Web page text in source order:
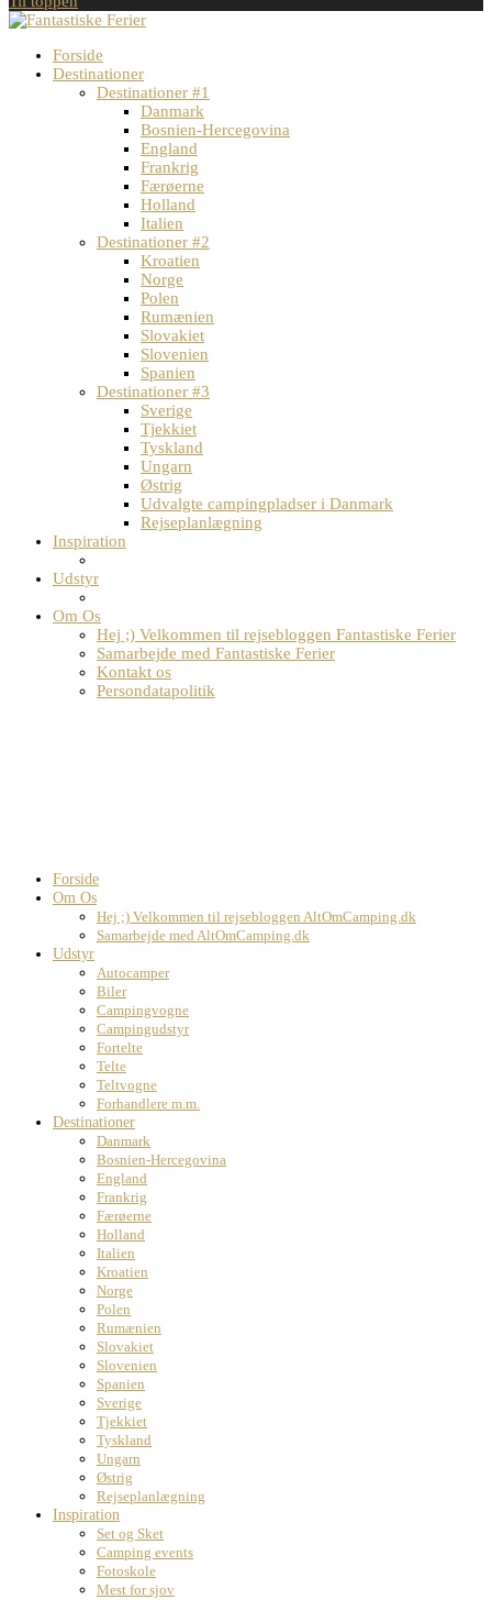
Forside
Destinationer
Destinationer #1
Danmark
Bosnien-Hercegovina
England
Frankrig
Færøerne
Holland
Italien
Destinationer #2
Kroatien
Norge
Polen
Rumænien
Slovakiet
Slovenien
Spanien
Destinationer #3
Sverige
Tjekkiet
Tyskland
Ungarn
Østrig
Udvalgte campingpladser i Danmark
Rejseplanlægning
Inspiration
Udstyr
Om Os
Hej ;) Velkommen til rejsebloggen Fantastiske Ferier
Samarbejde med Fantastiske Ferier
Kontakt os
Persondatapolitik
Forside
Om Os
Hej ;) Velkommen til rejsebloggen AltOmCamping.dk
Samarbejde med AltOmCamping.dk
Udstyr
Autocamper
Biler
Campingvogne
Campingudstyr
Fortelte
Telte
Teltvogne
Forhandlere m.m.
Destinationer
Danmark
Bosnien-Hercegovina
England
Frankrig
Færøerne
Holland
Italien
Kroatien
Norge
Polen
Rumænien
Slovakiet
Slovenien
Spanien
Sverige
Tjekkiet
Tyskland
Ungarn
Østrig
Rejseplanlægning
Inspiration
Set og Sket
Camping events
Fotoskole
Mest for sjov